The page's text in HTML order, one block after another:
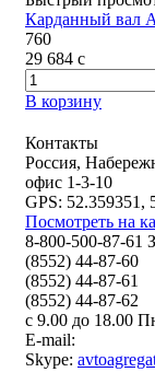
Карданный вал
760
29 684 c
В корзину
Контакты
Россия,
офис 1-3-10
GPS: 52.359351,
Посмотреть на
8-800-500-87-61
(8552) 44-87-60
(8552) 44-87-61
(8552) 44-87-62
с 9.00 до 18.00
E-mail:
Skype: